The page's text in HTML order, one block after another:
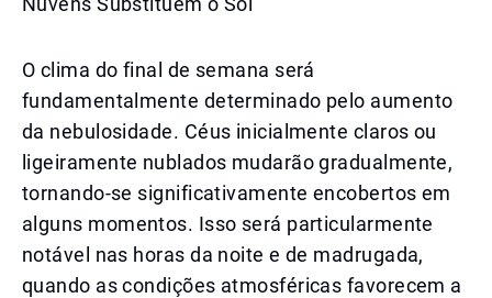
O clima do final de semana será
fundamentalmente determinado pelo aumento
da nebulosidade. Céus inicialmente claros ou
ligeiramente nublados mudarão gradualmente,
tornando-se significativamente encobertos em
alguns momentos. Isso será particularmente
notável nas horas da noite e de madrugada,
quando as condições atmosféricas favorecem a